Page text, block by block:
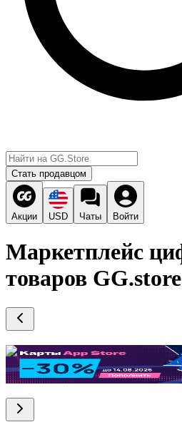
Стать продавцом
Акции USD Чаты Войти
Маркетплейс
товаров GG.store
Маркетплейс
GG.store